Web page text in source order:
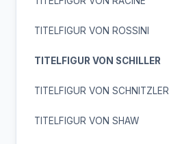
TITELFIGUR VON ROSSINI
TITELFIGUR VON SCHILLER
TITELFIGUR VON SCHNITZLER
TITELFIGUR VON SHAW